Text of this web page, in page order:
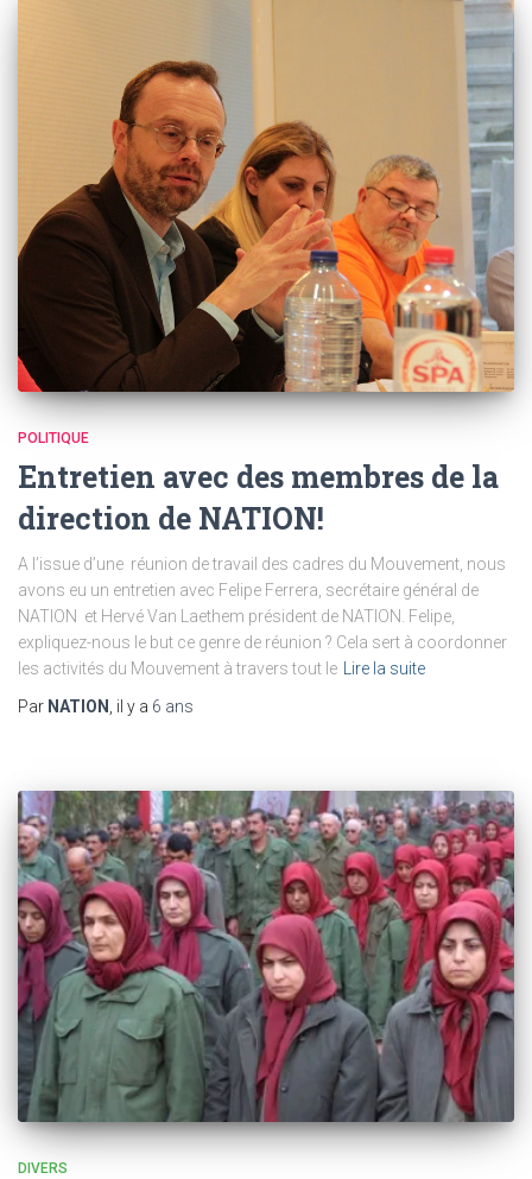
POLITIQUE
Entretien avec des membres de la
direction de NATION!
A l’issue d’une réunion de travail des cadres du Mouvement, nous
avons eu un entretien avec Felipe Ferrera, secrétaire général de
NATION et Hervé Van Laethem président de NATION. Felipe,
expliquez-nous le but ce genre de réunion ? Cela sert à coordonner
les activités du Mouvement à travers tout le Lire la suite
Par NATION , il y a 6 ans
DIVERS